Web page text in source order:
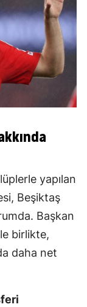
yapılan
Beşiktaş
Başkan
birlikte,
daha net